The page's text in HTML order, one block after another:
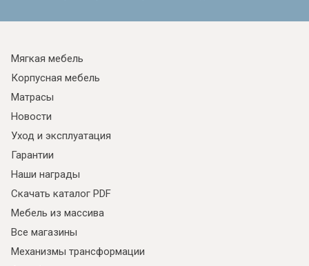
Мягкая мебель
Корпусная мебель
Матрасы
Новости
Уход и эксплуатация
Гарантии
Наши награды
Скачать каталог PDF
Мебель из массива
Все магазины
Механизмы трансформации